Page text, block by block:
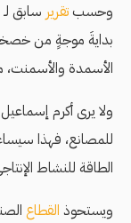
وحسبتقرير سابق لـ
بدايةَ موجةٍ من
الأسمدة والأسمنت،
ولا يرى أكرم
للمصانع، فهذا
الطاقة للنشاط
ويستحوذ القطاع